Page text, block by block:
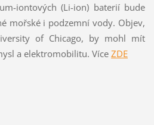
iontových (Li-ion) baterií bude
mořské i podzemní vody. Objev,
of Chicago, by mohl mít
a elektromobilitu. Více ZDE